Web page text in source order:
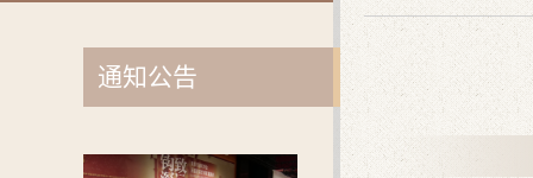
通知公告